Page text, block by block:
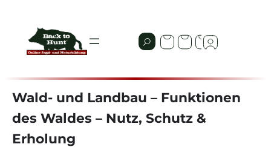
Wald- und Landbau – Funktionen
des Waldes – Nutz, Schutz &
Erholung